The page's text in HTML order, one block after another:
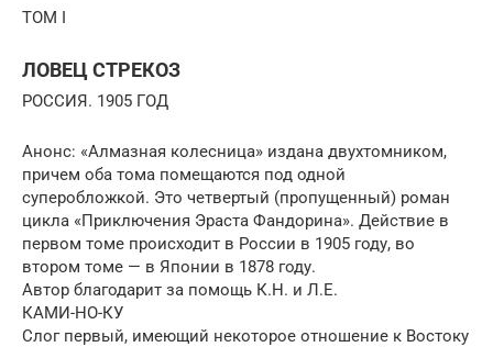
ТОМ I
ЛОВЕЦ СТРЕКОЗ
РОССИЯ. 1905 ГОД
Анонс: «Алмазная колесница» издана двухтомником,
причем оба тома помещаются под одной
суперобложкой. Это четвертый (пропущенный) роман
цикла «Приключения Эраста Фандорина». Действие в
первом томе происходит в России в 1905 году, во
втором томе — в Японии в 1878 году.
Автор благодарит за помощь К.Н. и Л.Е.
КАМИ-НО-КУ
Слог первый, имеющий некоторое отношение к Востоку